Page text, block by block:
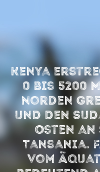
Kenya
0 bis 5200
Norden
und den
Osten an
Tansania.
vom